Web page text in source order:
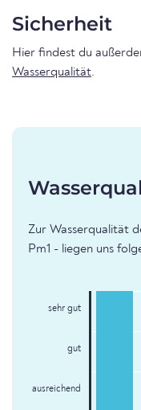
Sicherheit
Hier findest du
Wasserqualität.
Zur Wasserqualität
Pm1 - liegen uns
sehr gut
gut
ausreichend